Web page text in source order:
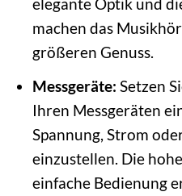
elegante Optik und
machen das
größeren Genuss.
Messgeräte: Setzen
Ihren Messgeräten
Spannung, Strom
einzustellen. Die
einfache Bedienung